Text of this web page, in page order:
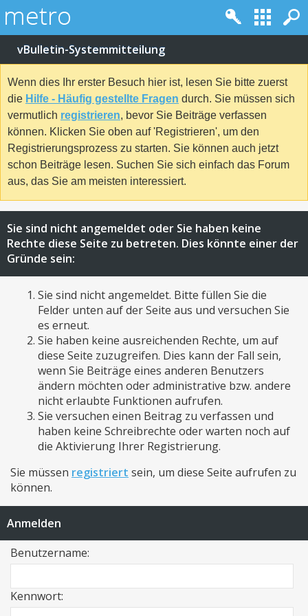
vBulletin-Systemmitteilung
Wenn dies Ihr erster Besuch hier ist, lesen Sie bitte zuerst
die Hilfe - Häufig gestellte Fragen durch. Sie müssen sich
vermutlich registrieren, bevor Sie Beiträge verfassen
können. Klicken Sie oben auf 'Registrieren', um den
Registrierungsprozess zu starten. Sie können auch jetzt
schon Beiträge lesen. Suchen Sie sich einfach das Forum
aus, das Sie am meisten interessiert.
Sie sind nicht angemeldet oder Sie haben keine
Rechte diese Seite zu betreten. Dies könnte einer der
Gründe sein:
Sie sind nicht angemeldet. Bitte füllen Sie die
Felder unten auf der Seite aus und versuchen Sie
es erneut.
Sie haben keine ausreichenden Rechte, um auf
diese Seite zuzugreifen. Dies kann der Fall sein,
wenn Sie Beiträge eines anderen Benutzers
ändern möchten oder administrative bzw. andere
nicht erlaubte Funktionen aufrufen.
Sie versuchen einen Beitrag zu verfassen und
haben keine Schreibrechte oder warten noch auf
die Aktivierung Ihrer Registrierung.
Sie müssen registriert sein, um diese Seite aufrufen zu
können.
Anmelden
Benutzername:
Kennwort: